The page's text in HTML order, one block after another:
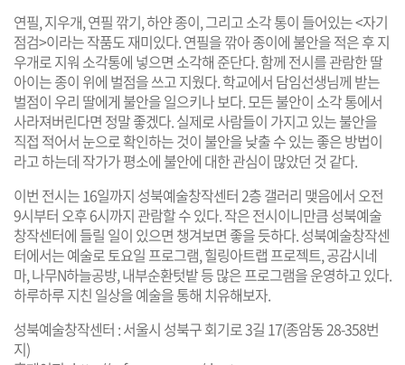
연필, 지우개, 연필 깎기, 하얀 종이, 그리고 소각 통이 들어있는 <자기
점검>이라는 작품도 재미있다. 연필을 깎아 종이에 불안을 적은 후 지
우개로 지워 소각통에 넣으면 소각해 준단다. 함께 전시를 관람한 딸
아이는 종이 위에 벌점을 쓰고 지웠다. 학교에서 담임선생님께 받는
벌점이 우리 딸에게 불안을 일으키나 보다. 모든 불안이 소각 통에서
사라져버린다면 정말 좋겠다. 실제로 사람들이 가지고 있는 불안을
직접 적어서 눈으로 확인하는 것이 불안을 낮출 수 있는 좋은 방법이
라고 하는데 작가가 평소에 불안에 대한 관심이 많았던 것 같다.
이번 전시는 16일까지 성북예술창작센터 2층 갤러리 맺음에서 오전
9시부터 오후 6시까지 관람할 수 있다. 작은 전시이니만큼 성북예술
창작센터에 들릴 일이 있으면 챙겨보면 좋을 듯하다. 성북예술창작센
터에서는 예술로 토요일 프로그램, 힐링아트랩 프로젝트, 공감시네
마, 나무N하늘공방, 내부순환텃밭 등 많은 프로그램을 운영하고 있다.
하루하루 지친 일상을 예술을 통해 치유해보자.
성북예술창작센터 : 서울시 성북구 회기로 3길 17(종암동 28-358번
지)